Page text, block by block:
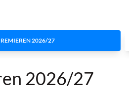
2026/27
2026/27